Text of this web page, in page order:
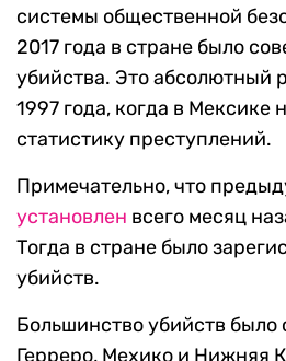
системы общественной
2017 года в стране было
убийства. Это абсолютный
1997 года, когда в Мексике
статистику преступлений.
Примечательно, что
установлен всего месяц
Тогда в стране было
убийств.
Большинство убийств было
Герреро, Мехико и Нижняя